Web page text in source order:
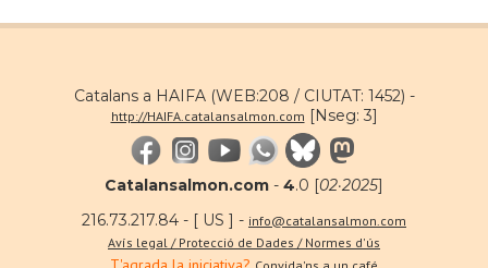
Catalans a HAIFA (WEB:208 / CIUTAT: 1452) -
http://HAIFA.catalansalmon.com [Nseg: 3]
Catalansalmon.com - 4.0 [02·2025]
216.73.217.84 - [ US ] - info@catalansalmon.com
Avís legal / Protecció de Dades / Normes d'ús